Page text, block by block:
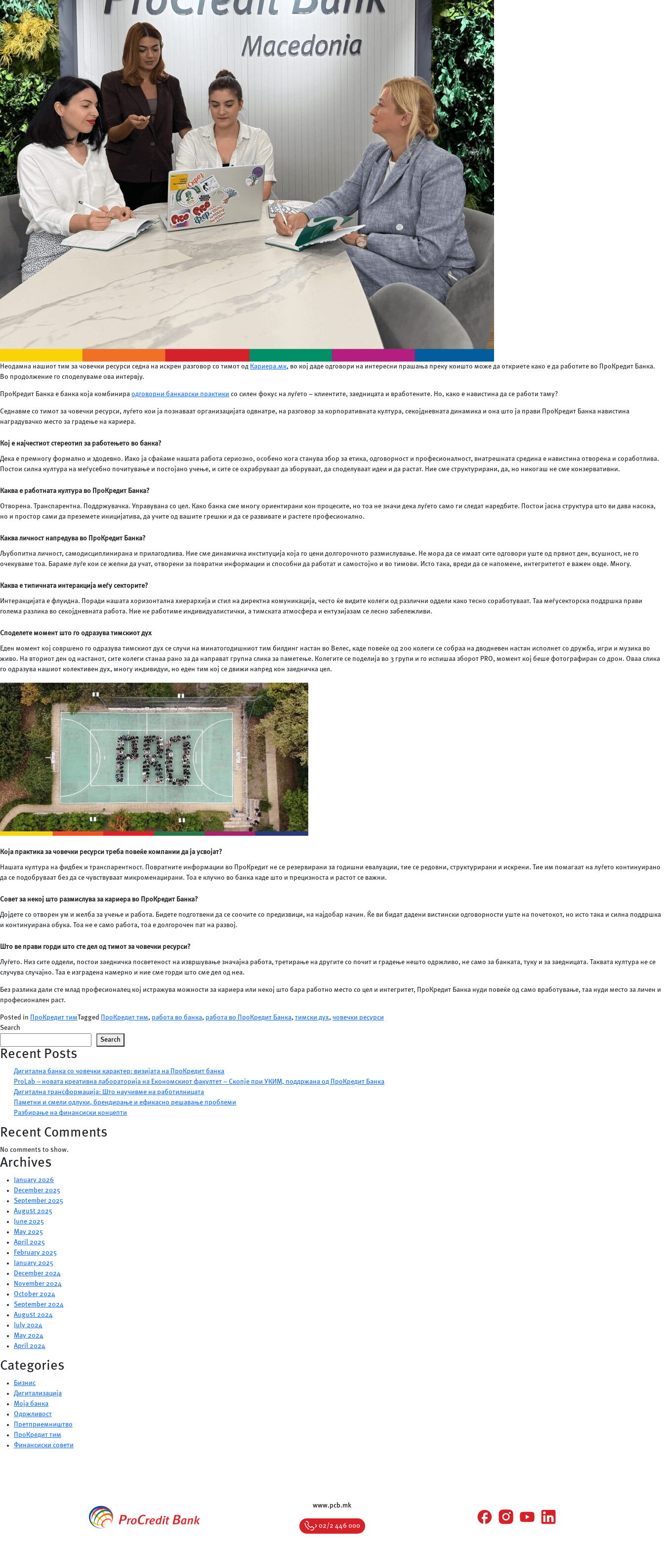
Неодамна нашиот тим за човечки ресурси седна на искрен разговор со тимот од Кариера.мк, во кој даде одговори на интересни прашања преку коишто може да откриете како е да работите во ПроКредит Банка.
Во продолжение го споделуваме ова интервју.
ПроКредит Банка е банка која комбинира одговорни банкарски практики со силен фокус на луѓето – клиентите, заедницата и вработените. Но, како е навистина да се работи таму?
Седнавме со тимот за човечки ресурси, луѓето кои ја познаваат организацијата одвнатре, на разговор за корпоративната култура, секојдневната динамика и она што ја прави ПроКредит Банка навистина
наградувачко место за градење на кариера.
Кој е најчестиот стереотип за работењето во банка?
Дека е премногу формално и здодевно. Иако ја сфаќаме нашата работа сериозно, особено кога станува збор за етика, одговорност и професионалност, внатрешната средина е навистина отворена и соработлива.
Постои силна култура на меѓусебно почитување и постојано учење, и сите се охрабруваат да зборуваат, да споделуваат идеи и да растат. Ние сме структурирани, да, но никогаш не сме конзервативни.
Каква е работната култура во ПроКредит Банка?
Отворена. Транспарентна. Поддржувачка. Управувана со цел. Како банка сме многу ориентирани кон процесите, но тоа не значи дека луѓето само ги следат наредбите. Постои јасна структура што ви дава насока,
но и простор сами да преземете иницијатива, да учите од вашите грешки и да се развивате и растете професионално.
Каква личност напредува во ПроКредит Банка?
Љубопитна личност, самодисциплинирана и прилагодлива. Ние сме динамична институција која го цени долгорочното размислување. Не мора да се имаат сите одговори уште од првиот ден, всушност, не го
очекуваме тоа. Бараме луѓе кои се желни да учат, отворени за повратни информации и способни да работат и самостојно и во тимови. Исто така, вреди да се напомене, интегритетот е важен овде. Многу.
Каква е типичната интеракција меѓу секторите?
Интеракцијата е флуидна. Поради нашата хоризонтална хиерархија и стил на директна комуникација, често ќе видите колеги од различни оддели како тесно соработуваат. Таа меѓусекторска поддршка прави
голема разлика во секојдневната работа. Ние не работиме индивидуалистички, а тимската атмосфера и ентузијазам се лесно забележливи.
Споделете момент што го одразува тимскиот дух
Еден момент кој совршено го одразува тимскиот дух се случи на минатогодишниот тим билдинг настан во Велес, каде повеќе од 200 колеги се собраа на дводневен настан исполнет со дружба, игри и музика во
живо. На вториот ден од настанот, сите колеги станаа рано за да направат групна слика за паметење. Колегите се поделија во 3 групи и го испишаа зборот PRO, момент кој беше фотографиран со дрон. Оваа слика
го одразува нашиот колективен дух, многу индивидуи, но еден тим кој се движи напред кон заедничка цел.
Која практика за човечки ресурси треба повеќе компании да ја усвојат?
Нашата култура на фидбек и транспарентност. Повратните информации во ПроКредит не се резервирани за годишни евалуации, тие се редовни, структурирани и искрени. Тие им помагаат на луѓето континуирано
да се подобруваат без да се чувствуваат микроменаџирани. Тоа е клучно во банка каде што и прецизноста и растот се важни.
Совет за некој што размислува за кариера во ПроКредит Банка?
Дојдете со отворен ум и желба за учење и работа. Бидете подготвени да се соочите со предизвици, на најдобар начин. Ќе ви бидат дадени вистински одговорности уште на почетокот, но исто така и силна поддршка
и континуирана обука. Тоа не е само работа, тоа е долгорочен пат на развој.
Што ве прави горди што сте дел од тимот за човечки ресурси?
Луѓето. Низ сите оддели, постои заедничка посветеност на извршување значајна работа, третирање на другите со почит и градење нешто одржливо, не само за банката, туку и за заедницата. Таквата култура не се
случува случајно. Таа е изградена намерно и ние сме горди што сме дел од неа.
Без разлика дали сте млад професионалец кој истражува можности за кариера или некој што бара работно место со цел и интегритет, ПроКредит Банка нуди повеќе од само вработување, таа нуди место за личен и
професионален раст.
Posted in ПроКредит тимTagged ПроКредит тим, работа во банка, работа во ПроКредит Банка, тимски дух, човечки ресурси
Search
Search
Recent Posts
Дигитална банка со човечки карактер: визијата на ПроКредит банка
ProLab – новата креативна лабораторија на Економскиот факултет – Скопје при УКИМ, поддржана од ПроКредит Банка
Дигитална трансформација: Што научивме на работилницата
Паметни и смели одлуки, брендирање и ефикасно решавање проблеми
Разбирање на финансиски концепти
Recent Comments
No comments to show.
Archives
January 2026
December 2025
September 2025
August 2025
June 2025
May 2025
April 2025
February 2025
January 2025
December 2024
November 2024
October 2024
September 2024
August 2024
July 2024
May 2024
April 2024
Categories
Бизнис
Дигитализација
Моја банка
Одржливост
Претприемништво
ПроКредит тим
Финансиски совети
www.pcb.mk
> 02/2 446 000